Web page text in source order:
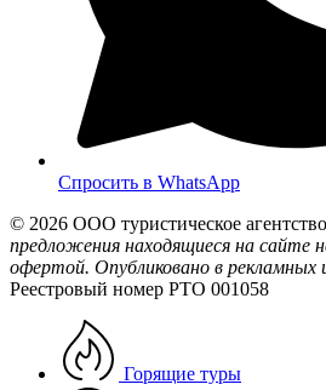
Спросить в WhatsApp
© 2026 ООО туристическое
предложения находящиеся на сайте
офертой. Опубликовано в рекламных
Реестровый номер РТО 001058
Горящие туры